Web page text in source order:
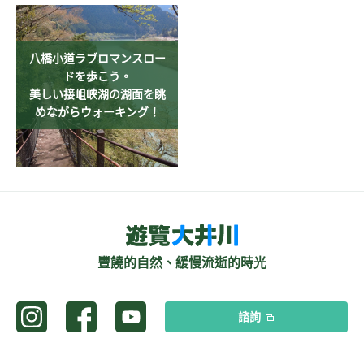
八橋小道ラブロマンスロー
ドを歩こう。
美しい接岨峡湖の湖面を眺
めながらウォーキング！
豐饒的自然、緩慢流逝的時光
諮詢